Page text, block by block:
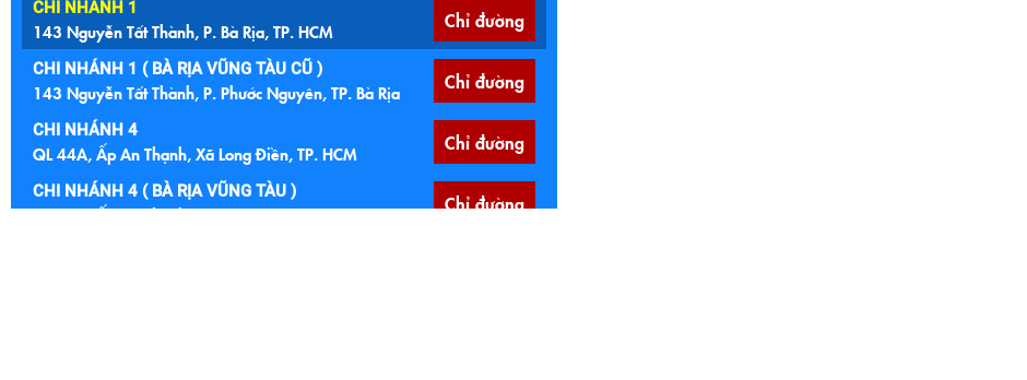
CHI NHÁNH 1
143 Nguyễn Tất Thành, P. Bà Rịa, TP. HCM Chỉ đường
CHI NHÁNH 1 ( BÀ RỊA VŨNG TÀU CŨ )
143 Nguyễn Tất Thành, P. Phước Nguyên, TP. Bà Rịa Chỉ đường
CHI NHÁNH 4
QL 44A, Ấp An Thạnh, Xã Long Điền, TP. HCM Chỉ đường
CHI NHÁNH 4 ( BÀ RỊA VŨNG TÀU )
QL 44A, Ấp An Thạnh, Xã An Ngãi, Huyện Long Điền Chỉ đường